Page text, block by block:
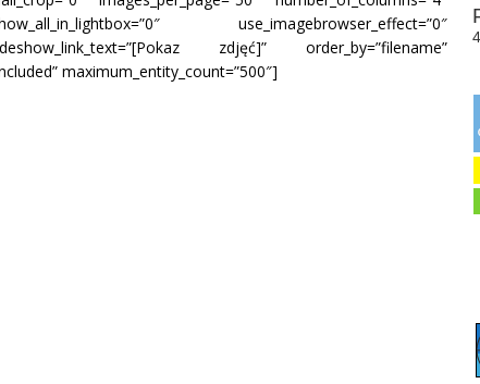
use_imagebrowser_effect=”0″
zdjęć]” order_by=”filename”
maximum_entity_count=”500″]